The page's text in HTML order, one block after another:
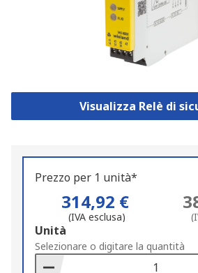
Visualizza Relè di
Prezzo per 1 unità*
314,92 €
(IVA esclusa)
Add
to
Basket
Unità
Selezionare o digitare la quantità